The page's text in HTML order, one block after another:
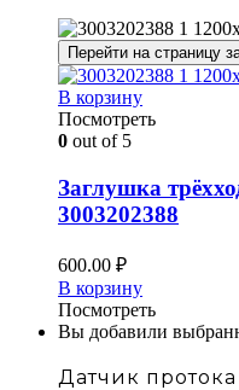
Перейти на страницу
В корзину
Посмотреть
0 out of 5
Заглушка
3003202388
600.00 ₽
В корзину
Посмотреть
Вы добавили
Датчик протока